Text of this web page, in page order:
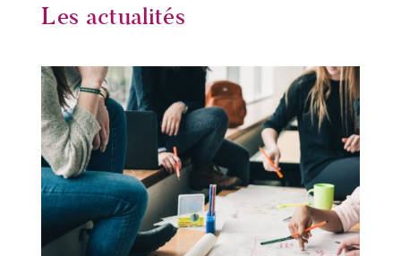
Les actualités